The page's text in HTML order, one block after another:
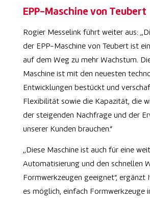
EPP-Maschine von Teubert
Rogier Messelink führt weiter aus:
der EPP-Maschine von Teubert ist
auf dem Weg zu mehr Wachstum.
Maschine ist mit den neuesten
Entwicklungen bestückt und
Flexibilität sowie die Kapazität, die
der steigenden Nachfrage und der
unserer Kunden brauchen.“
„Diese Maschine ist auch für eine
Automatisierung und den schnellen
Formwerkzeugen geeignet“, ergänzt
es möglich, einfach Formwerkzeuge